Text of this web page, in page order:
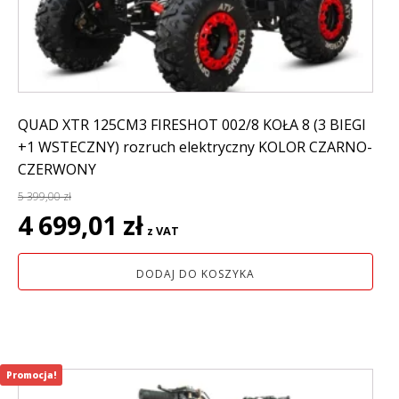
QUAD XTR 125CM3 FIRESHOT 002/8 KOŁA 8 (3 BIEGI
+1 WSTECZNY) rozruch elektryczny KOLOR CZARNO-
CZERWONY
5 399,00zł
Pierwotna
cena
wynosiła:
4 699,01 zł cena
wynosi:
4
z VAT
DODAJ DO KOSZYKA
Promocja!